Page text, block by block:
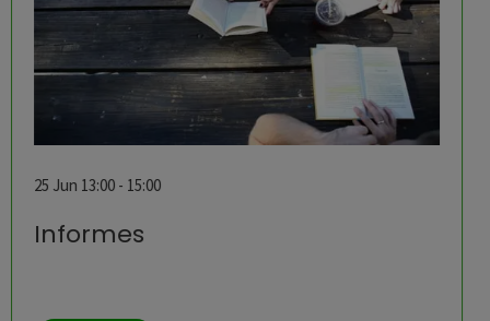
25 Jun 13:00 - 15:00
Informes